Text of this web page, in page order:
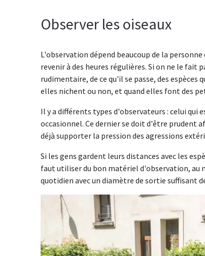
Observer les oiseaux
L'observation dépend beaucoup de la
revenir à des heures régulières. Si on ne le fait
rudimentaire, de ce qu'il se passe, des
elles nichent ou non, et quand elles font des
Il y a différents types d'observateurs : celui qui
occasionnel. Ce dernier se doit d'être prudent
déjà supporter la pression des agressions
Si les gens gardent leurs distances avec les
faut utiliser du bon matériel d'observation, au
quotidien avec un diamètre de sortie suffisant